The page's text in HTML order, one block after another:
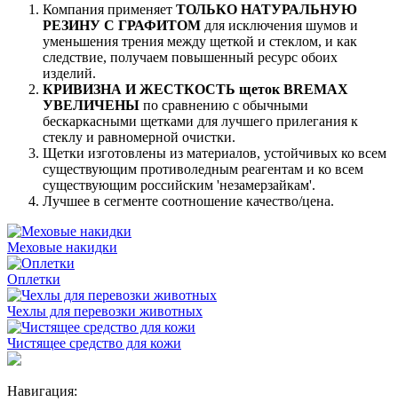
Компания применяет ТОЛЬКО НАТУРАЛЬНУЮ
РЕЗИНУ С ГРАФИТОМ для исключения шумов и
уменьшения трения между щеткой и стеклом, и как
следствие, получаем повышенный ресурс обоих
изделий.
КРИВИЗНА И ЖЕСТКОСТЬ щеток BREMAX
УВЕЛИЧЕНЫ по сравнению с обычными
бескаркасными щетками для лучшего прилегания к
стеклу и равномерной очистки.
Щетки изготовлены из материалов, устойчивых ко всем
существующим противоледным реагентам и ко всем
существующим российским 'незамерзайкам'.
Лучшее в сегменте соотношение качество/цена.
Меховые накидки
Оплетки
Чехлы для перевозки животных
Чистящее средство для кожи
Навигация: